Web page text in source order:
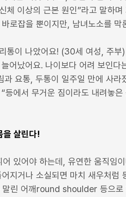
체 이상의 근본 원인”라고 말하
로잡을 뿐이지만, 남녀노소를
통이 나았어요! (30세 여성, 주부)
났어요. 나이보다 어려 보인다
요통, 두통이 일주일 만에 사
에서 무거운 짐이라도 내려놓
을 살린다!
있어야 하는데, 유연한 움직임
지거나 소실되면 마치 새우처럼
린 어깨round shoulder 등으로